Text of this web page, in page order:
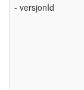
- versjonId